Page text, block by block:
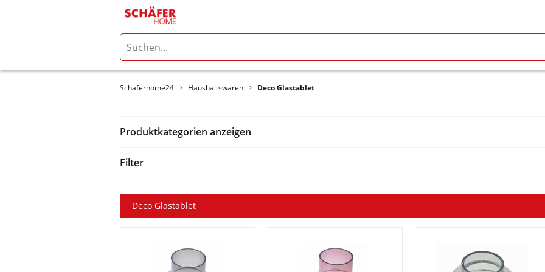
Schäferhome24 Haushaltswaren Deco Glastablet
Produktkategorien anzeigen
Filter
Deco Glastablet